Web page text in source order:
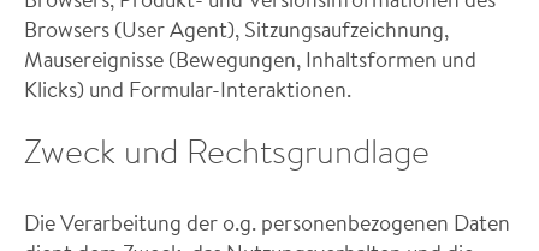
Browsers (User Agent), Sitzungsaufzeichnung,
Mausereignisse (Bewegungen, Inhaltsformen und
Klicks) und Formular-Interaktionen.
Zweck und Rechtsgrundlage
Die Verarbeitung der o.g. personenbezogenen Daten